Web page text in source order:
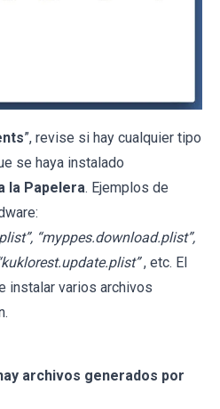
”, revise si hay cualquier tipo
se haya instalado
la Papelera. Ejemplos de
“myppes.download.plist”,
, etc. El
instalar varios archivos
archivos generados por